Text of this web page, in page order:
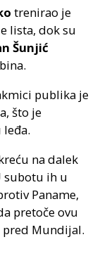
trenirao je
lista, dok su
Šunjić
publika je
što je
na dalek
subotu ih u
Paname,
pretoče ovu
Mundijal.